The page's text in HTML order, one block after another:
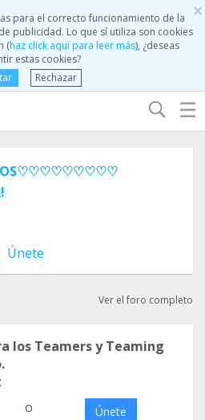
×
para el correcto funcionamiento de la
publicidad. Lo que sí utiliza son cookies
(haz click aquí para leer más), ¿deseas
estas cookies?
Rechazar
☰
Únete
Ver el foro completo
los Teamers y Teaming
o Únete